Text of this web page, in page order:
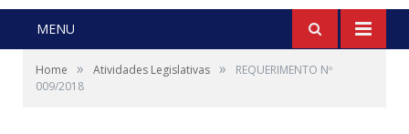
MENU
Home » Atividades Legislativas »
REQUERIMENTO Nº
009/2018